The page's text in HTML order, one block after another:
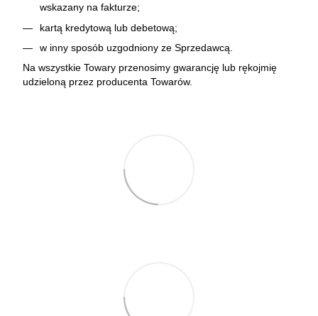
wskazany na fakturze;
kartą kredytową lub debetową;
w inny sposób uzgodniony ze Sprzedawcą.
Na wszystkie Towary przenosimy gwarancję lub rękojmię
udzieloną przez producenta Towarów.